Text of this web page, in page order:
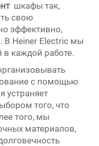
шкафы так,
свою
эффективно,
В Heiner Electric мы
в каждой работе.
с помощью
устраняет
того, что
того, мы
материалов,